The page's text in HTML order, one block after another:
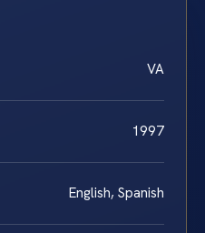
VA
1997
English, Spanish